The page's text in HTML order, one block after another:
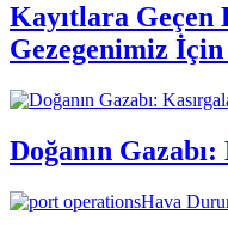
Kayıtlara Geçen
Gezegenimiz
Doğanın
Hava